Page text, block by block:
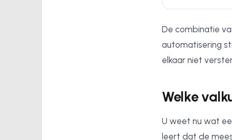
De combinatie
automatisering
elkaar niet
Welke
U weet nu wat
leert dat de